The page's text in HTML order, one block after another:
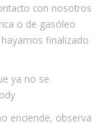
con nosotros
o de gasóleo
finalizado
ya no se
enciende, observa